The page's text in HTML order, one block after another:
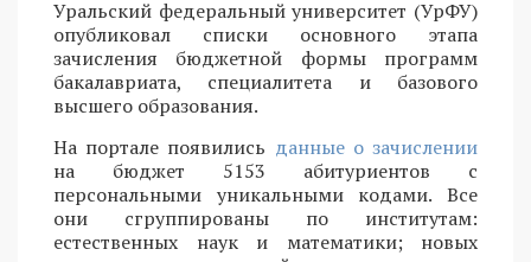
Уральский федеральный университет (УрФУ)
опубликовал списки основного этапа
зачисления бюджетной формы программ
бакалавриата, специалитета и базового
высшего образования.
На портале появились данные о зачислении
на бюджет 5153 абитуриентов с
персональными уникальными кодами. Все
они сгруппированы по институтам:
естественных наук и математики; новых